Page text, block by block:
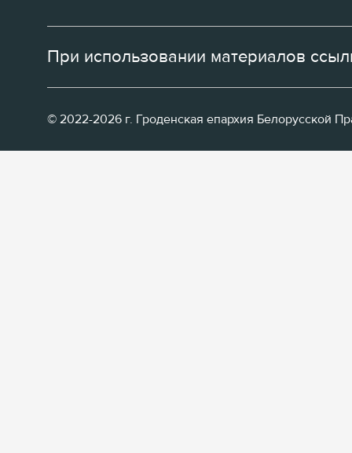
При использовании материалов
© 2022-2026 г. Гроденская епархия Белорусской